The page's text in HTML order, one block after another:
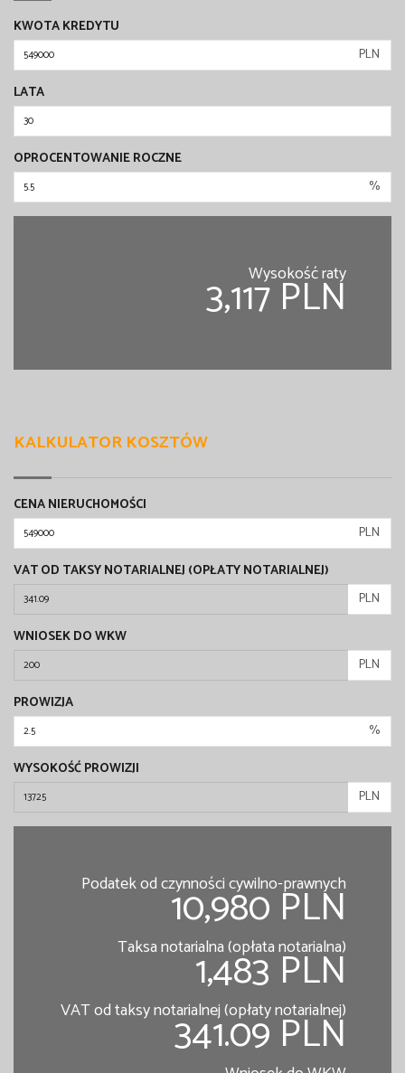
KWOTA KREDYTU
PLN
LATA
OPROCENTOWANIE ROCZNE
%
Wysokość raty
3,117 PLN
KALKULATOR KOSZTÓW
CENA NIERUCHOMOŚCI
PLN
VAT OD TAKSY NOTARIALNEJ (OPŁATY NOTARIALNEJ)
PLN
WNIOSEK DO WKW
PLN
PROWIZJA
%
WYSOKOŚĆ PROWIZJI
PLN
Podatek od czynności cywilno-prawnych
10,980 PLN
Taksa notarialna (opłata notarialna)
1,483 PLN
VAT od taksy notarialnej (opłaty notarialnej)
341.09 PLN